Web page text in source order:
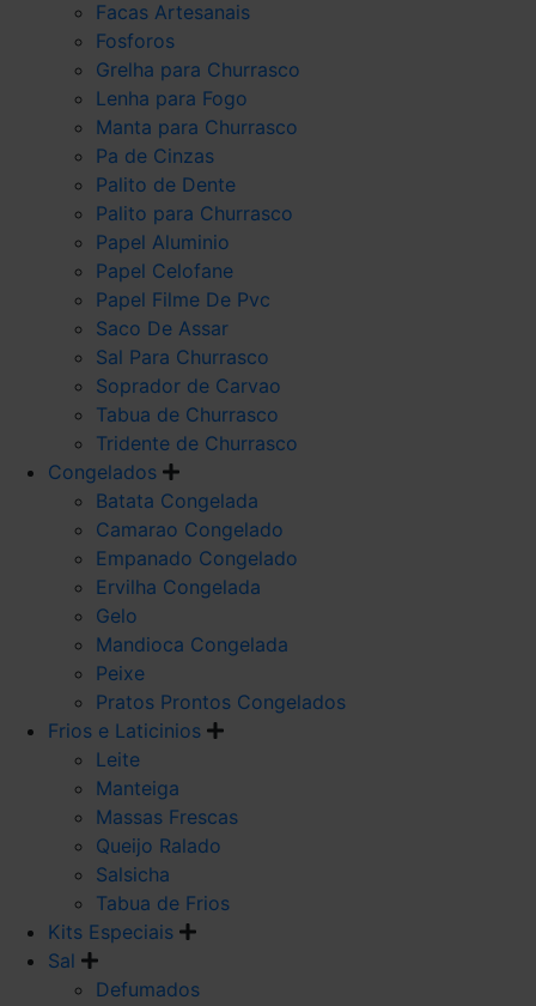
Facas Artesanais
Fosforos
Grelha para Churrasco
Lenha para Fogo
Manta para Churrasco
Pa de Cinzas
Palito de Dente
Palito para Churrasco
Papel Aluminio
Papel Celofane
Papel Filme De Pvc
Saco De Assar
Sal Para Churrasco
Soprador de Carvao
Tabua de Churrasco
Tridente de Churrasco
Congelados
Batata Congelada
Camarao Congelado
Empanado Congelado
Ervilha Congelada
Gelo
Mandioca Congelada
Peixe
Pratos Prontos Congelados
Frios e Laticinios
Leite
Manteiga
Massas Frescas
Queijo Ralado
Salsicha
Tabua de Frios
Kits Especiais
Sal
Defumados